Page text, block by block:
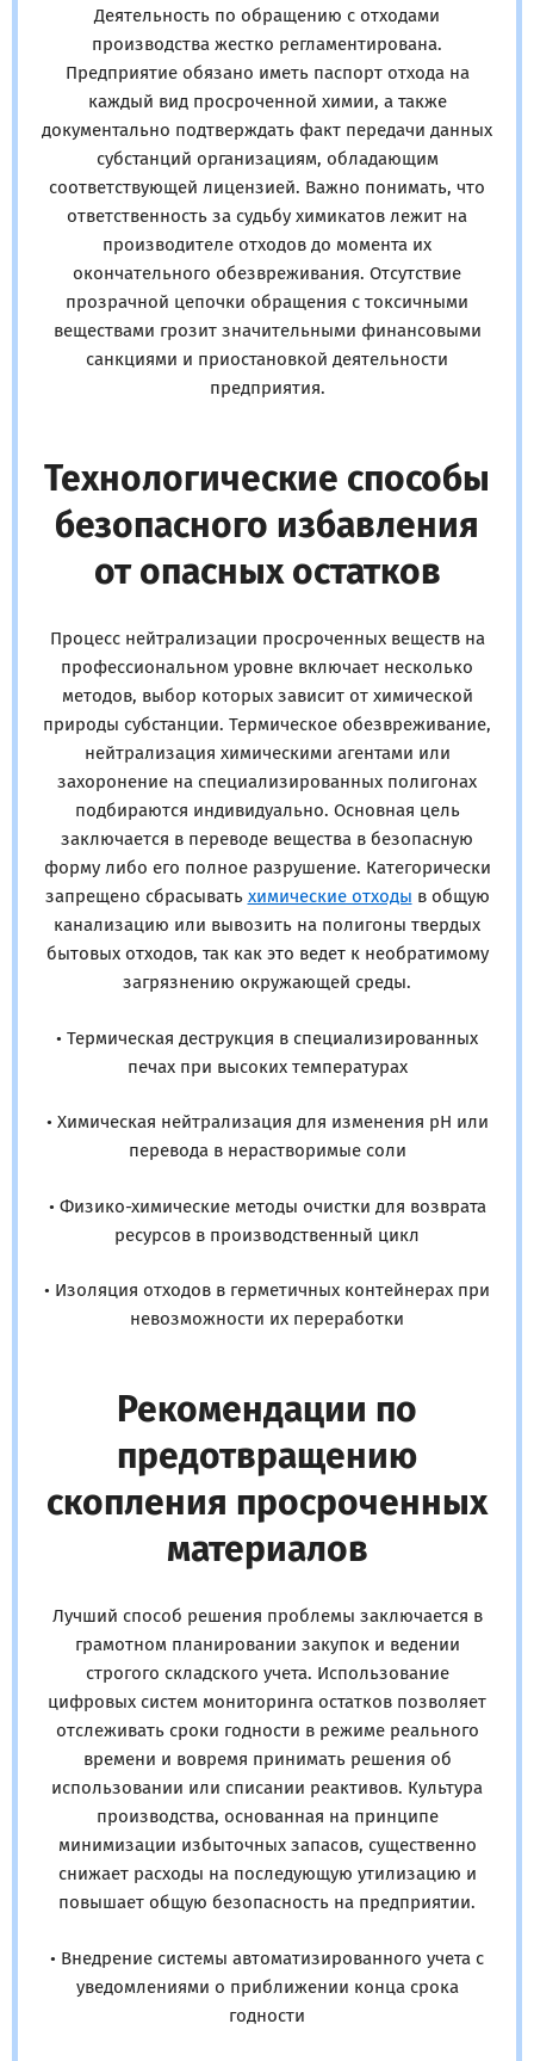
Деятельность по обращению с отходами
производства жестко регламентирована.
Предприятие обязано иметь паспорт отхода на
каждый вид просроченной химии, а также
документально подтверждать факт передачи данных
субстанций организациям, обладающим
соответствующей лицензией. Важно понимать, что
ответственность за судьбу химикатов лежит на
производителе отходов до момента их
окончательного обезвреживания. Отсутствие
прозрачной цепочки обращения с токсичными
веществами грозит значительными финансовыми
санкциями и приостановкой деятельности
предприятия.
Технологические способы
безопасного избавления
от опасных остатков
Процесс нейтрализации просроченных веществ на
профессиональном уровне включает несколько
методов, выбор которых зависит от химической
природы субстанции. Термическое обезвреживание,
нейтрализация химическими агентами или
захоронение на специализированных полигонах
подбираются индивидуально. Основная цель
заключается в переводе вещества в безопасную
форму либо его полное разрушение. Категорически
запрещено сбрасывать химические отходы в общую
канализацию или вывозить на полигоны твердых
бытовых отходов, так как это ведет к необратимому
загрязнению окружающей среды.
• Термическая деструкция в специализированных
печах при высоких температурах
• Химическая нейтрализация для изменения pH или
перевода в нерастворимые соли
• Физико-химические методы очистки для возврата
ресурсов в производственный цикл
• Изоляция отходов в герметичных контейнерах при
невозможности их переработки
Рекомендации по
предотвращению
скопления просроченных
материалов
Лучший способ решения проблемы заключается в
грамотном планировании закупок и ведении
строгого складского учета. Использование
цифровых систем мониторинга остатков позволяет
отслеживать сроки годности в режиме реального
времени и вовремя принимать решения об
использовании или списании реактивов. Культура
производства, основанная на принципе
минимизации избыточных запасов, существенно
снижает расходы на последующую утилизацию и
повышает общую безопасность на предприятии.
• Внедрение системы автоматизированного учета с
уведомлениями о приближении конца срока
годности